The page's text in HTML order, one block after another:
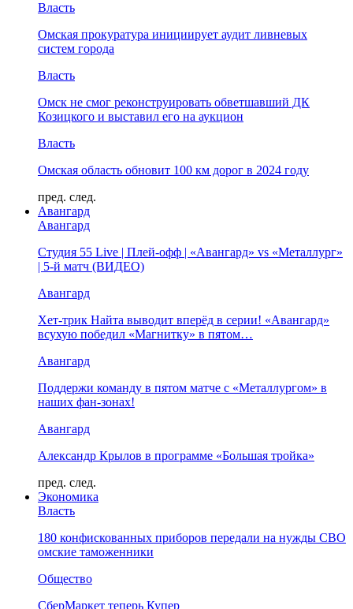
Власть
Омская прокуратура инициирует аудит ливневых
систем города
Власть
Омск не смог реконструировать обветшавший ДК
Козицкого и выставил его на аукцион
Власть
Омская область обновит 100 км дорог в 2024 году
пред. след.
Авангард
Авангард
Студия 55 Live | Плей-офф | «Авангард» vs «Металлург»
| 5-й матч (ВИДЕО)
Авангард
Хет-трик Найта выводит вперёд в серии! «Авангард»
всухую победил «Магнитку» в пятом…
Авангард
Поддержи команду в пятом матче с «Металлургом» в
наших фан-зонах!
Авангард
Александр Крылов в программе «Большая тройка»
пред. след.
Экономика
Власть
180 конфискованных приборов передали на нужды СВО
омские таможенники
Общество
СберМаркет теперь Купер